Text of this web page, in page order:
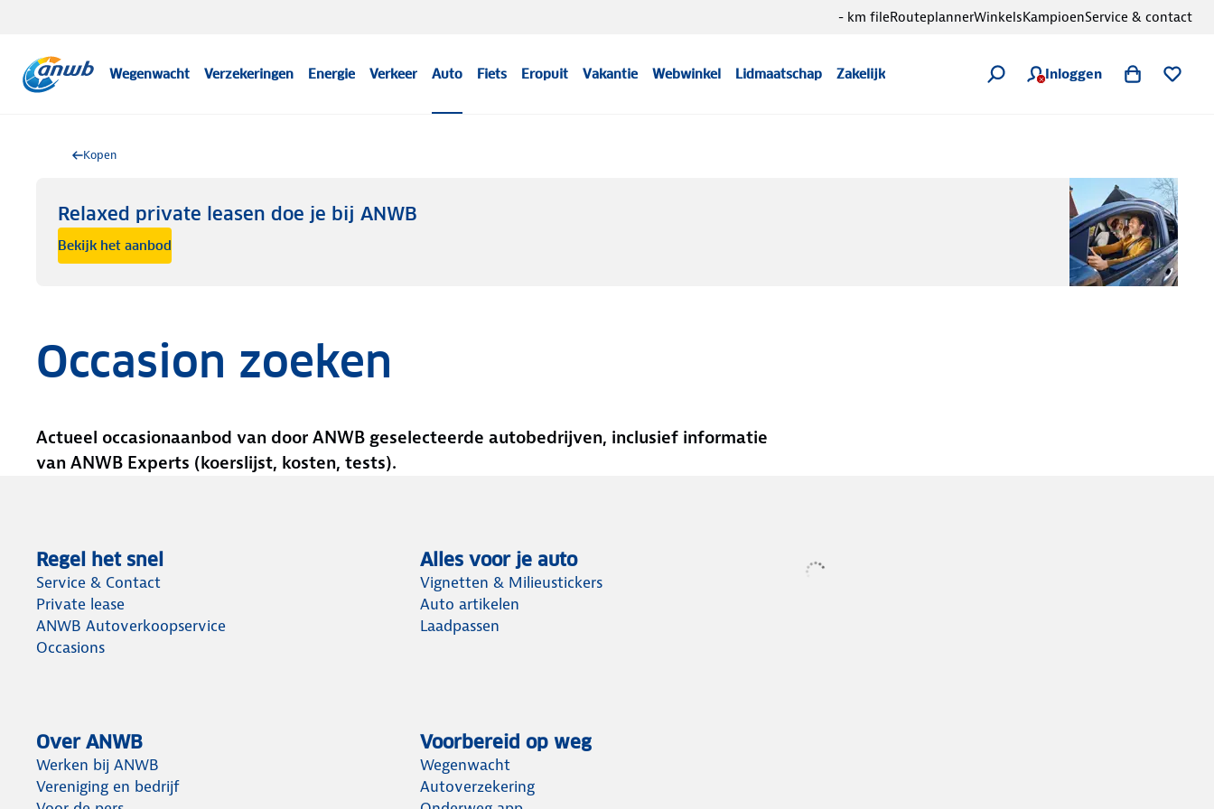
Wegenwacht Verzekeringen Energie Verkeer Auto Fiets Eropuit Vakantie Webwinkel Lidmaatschap Zakelijk Inloggen
- km fileRouteplannerWinkelsKampioenService & contact
Kopen
Relaxed private leasen doe je bij ANWB
Bekijk het aanbod
Occasion zoeken
Actueel occasionaanbod van door ANWB geselecteerde autobedrijven, inclusief informatie
van ANWB Experts (koerslijst, kosten, tests).
Regel het snel
Service & Contact
Private lease
ANWB Autoverkoopservice
Occasions
Alles voor je auto
Vignetten & Milieustickers
Auto artikelen
Laadpassen
Over ANWB
Werken bij ANWB
Vereniging en bedrijf
Voorbereid op weg
Wegenwacht
Autoverzekering